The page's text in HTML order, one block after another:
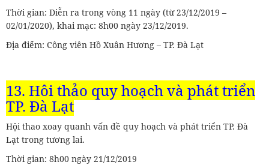
Thời gian: Diễn ra trong vòng 11 ngày (từ 23/12/2019 –
02/01/2020), khai mạc: 8h00 ngày 23/12/2019.
Địa điểm: Công viên Hồ Xuân Hương – TP. Đà Lạt
13. Hội thảo quy hoạch và phát triển
TP. Đà Lạt
Hội thao xoay quanh vấn đề quy hoạch và phát triển TP. Đà
Lạt trong tương lai.
Thời gian: 8h00 ngày 21/12/2019